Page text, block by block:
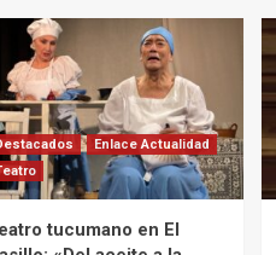
Enlace Actualidad
tucumano en El